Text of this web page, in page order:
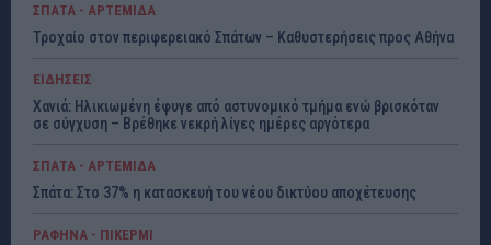
ΣΠΑΤΑ - ΑΡΤΕΜΙΔΑ
Τροχαίο στον περιφερειακό Σπάτων – Καθυστερήσεις προς Αθήνα
ΕΙΔΗΣΕΙΣ
Χανιά: Ηλικιωμένη έφυγε από αστυνομικό τμήμα ενώ βρισκόταν
σε σύγχυση – Βρέθηκε νεκρή λίγες ημέρες αργότερα
ΣΠΑΤΑ - ΑΡΤΕΜΙΔΑ
Σπάτα: Στο 37% η κατασκευή του νέου δικτύου αποχέτευσης
ΡΑΦΗΝΑ - ΠΙΚΕΡΜΙ